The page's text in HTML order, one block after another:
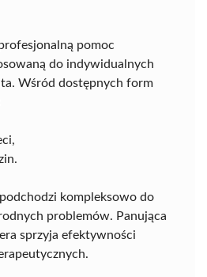
pomoc
do indywidualnych
Wśród dostępnych form
kompleksowo do
problemów. Panująca
sprzyja efektywności